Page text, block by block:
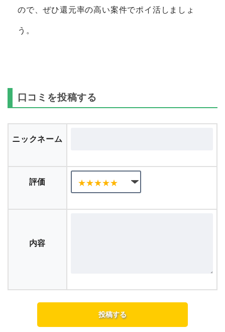
ので、ぜひ還元率の高い案件でポイ活しましょ
う。
口コミを投稿する
ニックネーム
評価
内容